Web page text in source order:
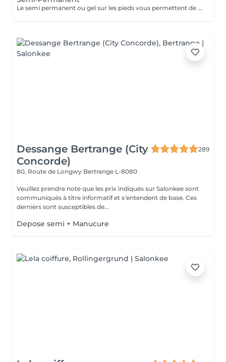
Le semi permanent ou gel sur les pieds vous permettent de conserver , tel un vernis longue durée , une couleur pour une tenue de 4 à 6 semaines ( maximum) . Le retrait doit se faire en institut uniquement et nous recommandons de demander conseil à une de nos collaboratrices quant à la répétition de cette prestation. Comme chaque cliente est unique nous vous invitons à nous contacter pour d'avantages d'informations .
Dessange Bertrange (City
Concorde)
289
80, Route de Longwy Bertrange L-8080
Veuillez prendre note que les prix indiqués sur Salonkee sont
communiqués à titre informatif et s'entendent de base. Ces
derniers sont susceptibles de...
Depose semi + Manucure